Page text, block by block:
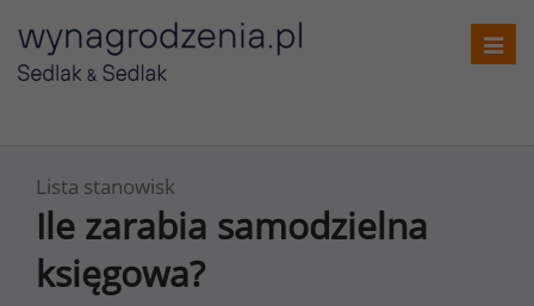
Lista stanowisk
Ile zarabia samodzielna
księgowa?